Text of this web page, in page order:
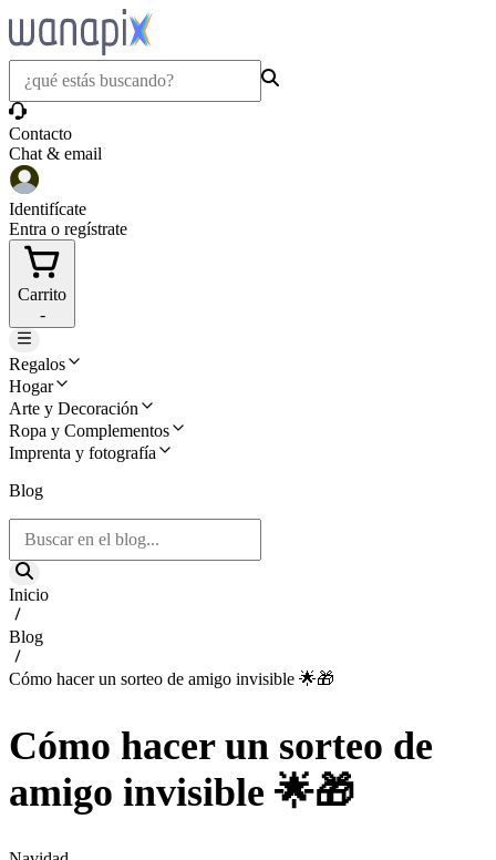
Contacto
Chat & email
Identifícate
Entra o regístrate
Carrito
-
Regalos
Hogar
Arte y Decoración
Ropa y Complementos
Imprenta y fotografía
Blog
Inicio
Blog
Cómo hacer un sorteo de amigo invisible 🌟🎁
Cómo hacer un sorteo de
amigo invisible 🌟🎁